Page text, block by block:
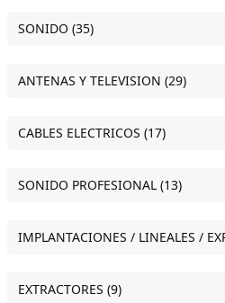
SONIDO (35)
ANTENAS Y TELEVISION (29)
CABLES ELECTRICOS (17)
SONIDO PROFESIONAL (13)
EXTRACTORES (9)